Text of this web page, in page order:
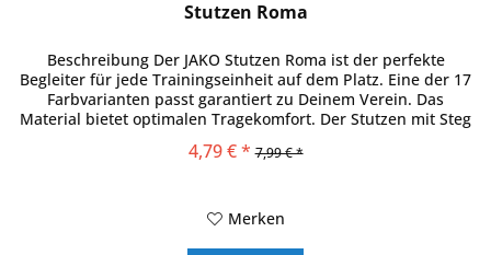
Stutzen Roma
Beschreibung Der JAKO Stutzen Roma ist der perfekte
Begleiter für jede Trainingseinheit auf dem Platz. Eine der 17
Farbvarianten passt garantiert zu Deinem Verein. Das
Material bietet optimalen Tragekomfort. Der Stutzen mit Steg
4,79 € * 7,99 € *
Merken